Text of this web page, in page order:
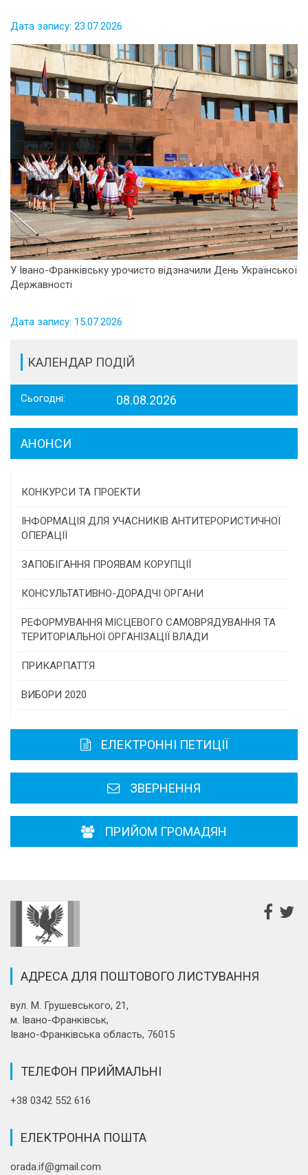
Дата запису: 23.07.2026
У Івано-Франківську урочисто відзначили День Української
Державності
Дата запису: 15.07.2026
КАЛЕНДАР ПОДІЙ
Сьогодні: 08.08.2026
АНОНСИ
КОНКУРСИ ТА ПРОЕКТИ
Конкурс проектів та програм місцевого
самоврядування
Конкурс інститутів громадянського суспільства
Програми/конкурси МТД
ІНФОРМАЦІЯ ДЛЯ УЧАСНИКІВ АНТИТЕРОРИСТИЧНОЇ
ОПЕРАЦІЇ
ЗАПОБІГАННЯ ПРОЯВАМ КОРУПЦІЇ
КОНСУЛЬТАТИВНО-ДОРАДЧІ ОРГАНИ
Консультативна рада
РЕФОРМУВАННЯ МІСЦЕВОГО САМОВРЯДУВАННЯ ТА
ТЕРИТОРІАЛЬНОЇ ОРГАНІЗАЦІЇ ВЛАДИ
ПРИКАРПАТТЯ
Історична довідка
Районні, міські ради
ВИБОРИ 2020
ЕЛЕКТРОННІ ПЕТИЦІЇ
ЗВЕРНЕННЯ
ПРИЙОМ ГРОМАДЯН
АДРЕСА ДЛЯ ПОШТОВОГО ЛИСТУВАННЯ
вул. М. Грушевського, 21,
м. Івано-Франківськ,
Івано-Франківська область, 76015
ТЕЛЕФОН ПРИЙМАЛЬНІ
+38 0342 552 616
ЕЛЕКТРОННА ПОШТА
orada.if@gmail.com